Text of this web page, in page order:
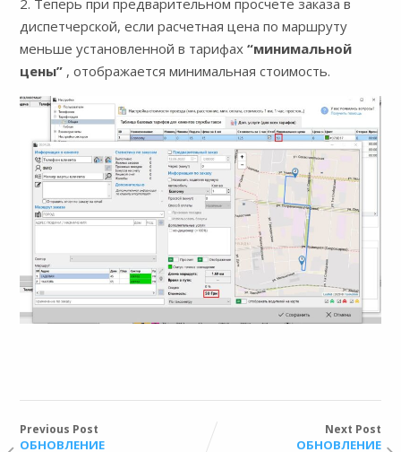
диспетчерской, если расчетная цена по маршруту
меньше установленной в тарифах “минимальной
цены”, отображается минимальная стоимость.
Previous Post
ОБНОВЛЕНИЕ
Next Post
ОБНОВЛЕНИЕ